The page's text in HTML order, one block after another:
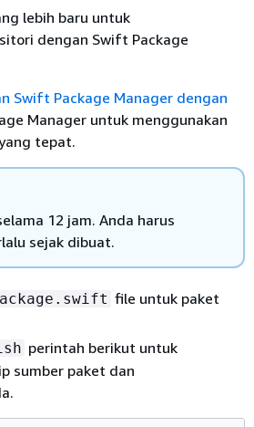
lebih baru untuk
dengan Swift Package
Swift Package Manager dengan
Manager untuk menggunakan
tepat.
12 jam. Anda harus
sejak dibuat.
file untuk paket
perintah berikut untuk
sumber paket dan